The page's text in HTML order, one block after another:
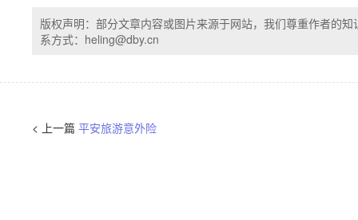
版权声明：部分文章内容或图片来源于网站，我们尊重作者的
系方式：heling@dby.cn
< 上一篇 平安旅游意外险